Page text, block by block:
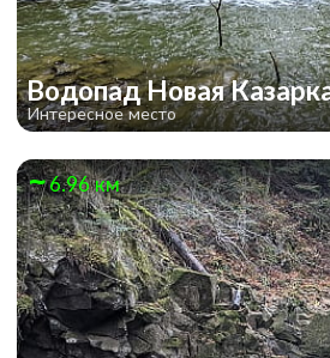
Водопад Новая
Интересное место
6.96 км